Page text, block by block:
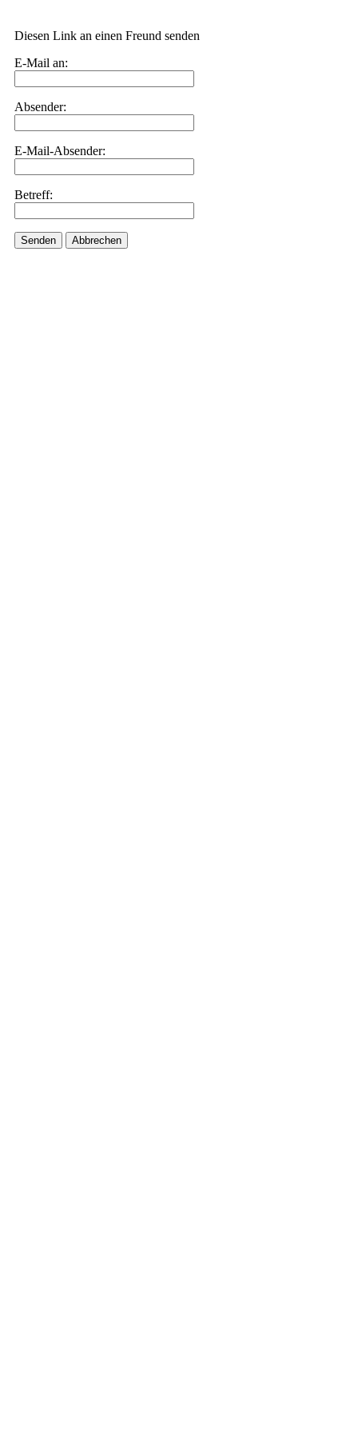
Diesen Link an einen Freund senden
E-Mail an:
Absender:
E-Mail-Absender:
Betreff:
Senden Abbrechen